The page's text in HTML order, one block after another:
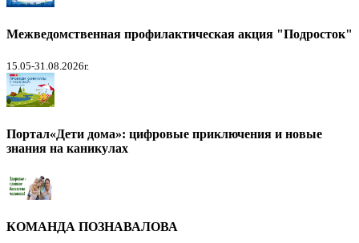
Межведомственная профилактическая акция "Подросток"
15.05-31.08.2026г.
Портал«Дети дома»: цифровые приключения и новые
знания на каникулах
КОМАНДА ПОЗНАВАЛОВА